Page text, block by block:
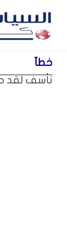
خطآ
نأسف لقد